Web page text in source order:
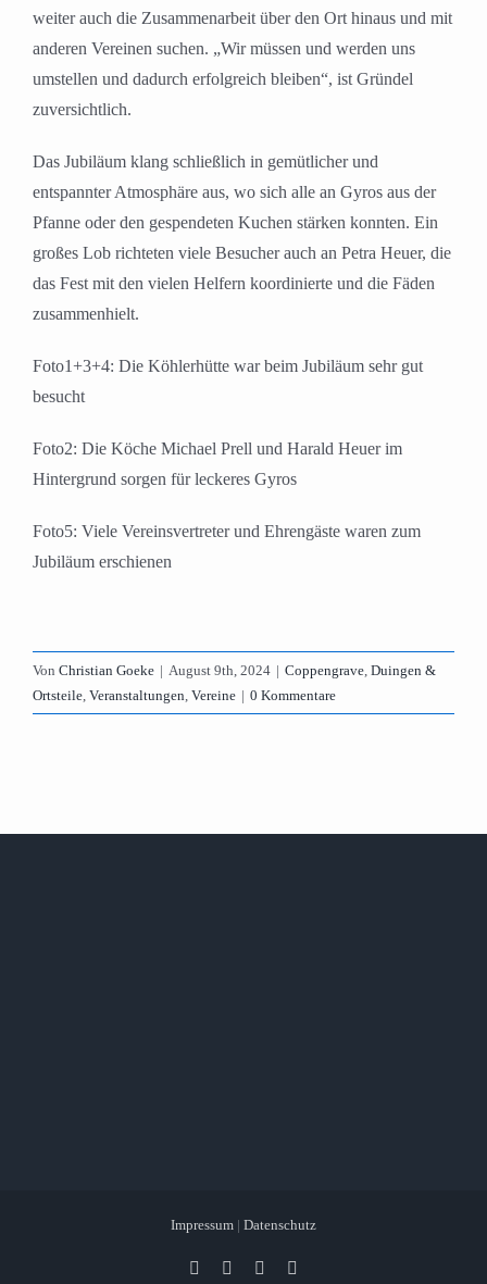
weiter auch die Zusammenarbeit über den Ort hinaus und mit
anderen Vereinen suchen. „Wir müssen und werden uns
umstellen und dadurch erfolgreich bleiben“, ist Gründel
zuversichtlich.
Das Jubiläum klang schließlich in gemütlicher und
entspannter Atmosphäre aus, wo sich alle an Gyros aus der
Pfanne oder den gespendeten Kuchen stärken konnten. Ein
großes Lob richteten viele Besucher auch an Petra Heuer, die
das Fest mit den vielen Helfern koordinierte und die Fäden
zusammenhielt.
Foto1+3+4: Die Köhlerhütte war beim Jubiläum sehr gut
besucht
Foto2: Die Köche Michael Prell und Harald Heuer im
Hintergrund sorgen für leckeres Gyros
Foto5: Viele Vereinsvertreter und Ehrengäste waren zum
Jubiläum erschienen
Von Christian Goeke | August 9th, 2024 | Coppengrave, Duingen &
Ortsteile, Veranstaltungen, Vereine | 0 Kommentare
Impressum | Datenschutz
Facebook Instagram